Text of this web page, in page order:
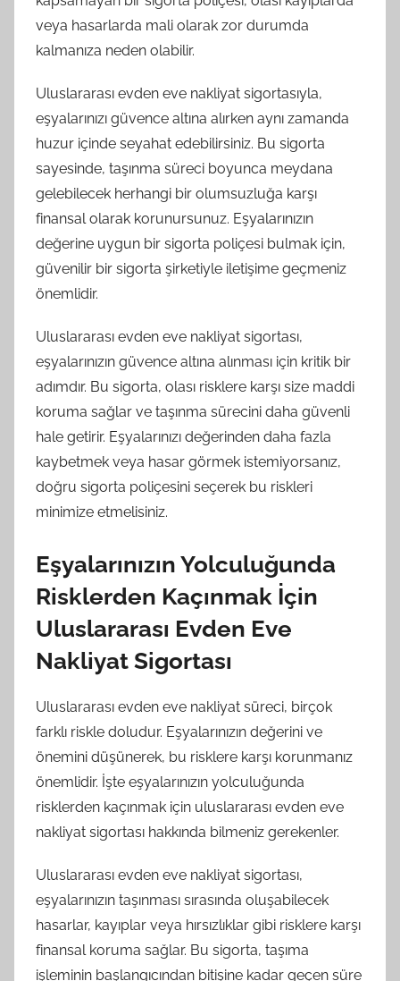
veya hasarlarda mali olarak zor durumda
kalmanıza neden olabilir.
Uluslararası evden eve nakliyat sigortasıyla,
eşyalarınızı güvence altına alırken aynı zamanda
huzur içinde seyahat edebilirsiniz. Bu sigorta
sayesinde, taşınma süreci boyunca meydana
gelebilecek herhangi bir olumsuzluğa karşı
finansal olarak korunursunuz. Eşyalarınızın
değerine uygun bir sigorta poliçesi bulmak için,
güvenilir bir sigorta şirketiyle iletişime geçmeniz
önemlidir.
Uluslararası evden eve nakliyat sigortası,
eşyalarınızın güvence altına alınması için kritik bir
adımdır. Bu sigorta, olası risklere karşı size maddi
koruma sağlar ve taşınma sürecini daha güvenli
hale getirir. Eşyalarınızı değerinden daha fazla
kaybetmek veya hasar görmek istemiyorsanız,
doğru sigorta poliçesini seçerek bu riskleri
minimize etmelisiniz.
Eşyalarınızın Yolculuğunda
Risklerden Kaçınmak İçin
Uluslararası Evden Eve
Nakliyat Sigortası
Uluslararası evden eve nakliyat süreci, birçok
farklı riskle doludur. Eşyalarınızın değerini ve
önemini düşünerek, bu risklere karşı korunmanız
önemlidir. İşte eşyalarınızın yolculuğunda
risklerden kaçınmak için uluslararası evden eve
nakliyat sigortası hakkında bilmeniz gerekenler.
Uluslararası evden eve nakliyat sigortası,
eşyalarınızın taşınması sırasında oluşabilecek
hasarlar, kayıplar veya hırsızlıklar gibi risklere karşı
finansal koruma sağlar. Bu sigorta, taşıma
işleminin başlangıcından bitişine kadar geçen süre